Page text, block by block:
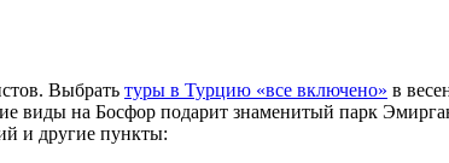
Выбрать туры в Турцию «все включено» в
виды на Босфор подарит знаменитый парк
и другие пункты: